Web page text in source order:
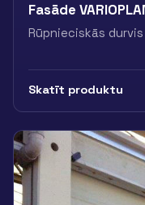
Fasāde
Rūpnieciskās durvis
Skatīt produktu